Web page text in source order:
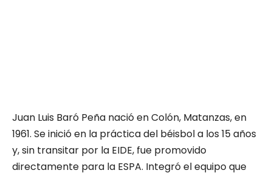
Juan Luis Baró Peña nació en Colón, Matanzas, en
1961. Se inició en la práctica del béisbol a los 15 años
y, sin transitar por la EIDE, fue promovido
directamente para la ESPA. Integró el equipo que